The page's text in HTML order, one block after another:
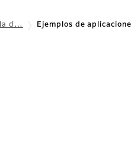
d… Ejemplos de